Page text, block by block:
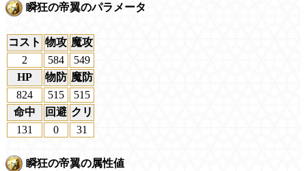
瞬狂の帝翼のパラメータ
コスト 物攻 魔攻
2
584
549
HP
物防 魔防
824
515
515
命中
回避 クリ
131
0 31
瞬狂の帝翼の属性値